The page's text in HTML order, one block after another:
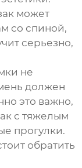
может
со спиной,
серьезно,
не
должен
это важно,
с тяжелым
прогулки.
обратить